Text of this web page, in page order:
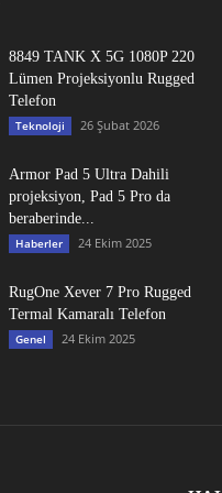
8849 TANK X 5G 1080P 220
Lümen Projeksiyonlu Rugged
Telefon
Teknoloji 26 Şubat 2026
Armor Pad 5 Ultra Dahili
projeksiyon, Pad 5 Pro da
beraberinde...
Haberler 24 Ekim 2025
RugOne Xever 7 Pro Rugged
Termal Kamaralı Telefon
Genel 24 Ekim 2025